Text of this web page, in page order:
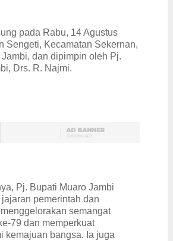
pada Rabu, 14 Agustus
Sengeti, Kecamatan Sekernan,
dan dipimpin oleh Pj.
Drs. R. Najmi.
Pj. Bupati Muaro Jambi
pemerintah dan
semangat
79 dan memperkuat
kemajuan bangsa. Ia juga